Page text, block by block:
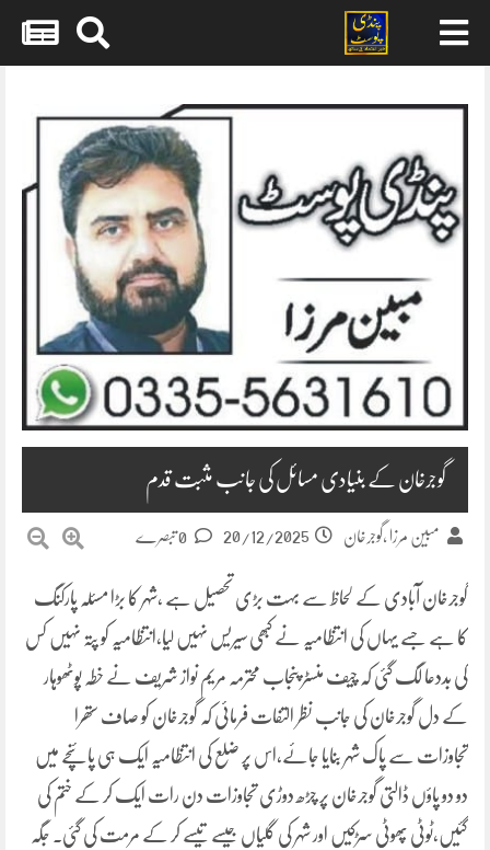
content
گوجرخان کے بنیادی مسائل کی جانب مثبت قدم
مبین مرزا ,گوجرخان 20/12/2025
گوجرخان آبادی کے لحاظ سے بہت بڑی تحصیل ہے ،شہر کا بڑا مسئلہ پارکنگ
کا ہے جسے یہاں کی انتظامیہ نے کبھی سیریس نہیں لیا،انتظامیہ کو پتہ نہیں کس
کی بددعا لگ گئی کہ چیف منسٹر پنجاب محترمہ مریم نواز شریف نے خطہ پوٹھوہار
کے دل گوجرخان کی جانب نظر التفات فرمائی کہ گوجرخان کو صاف ستھرا
تجاوزات سے پاک شہر بنایا جائے،اس پر ضلع کی انتظامیہ ایک ہی پائنچے میں
دو دو پاؤں ڈالتی گوجرخان پر چڑھ دوڑی تجاوزات دن رات ایک کر کے ختم کی
گئیں،ٹوٹی پھوٹی سڑکیں اور شہر کی گلیاں جیسے تیسے کر کے مرمت کی گئی۔ جگہ